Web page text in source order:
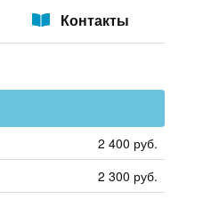
Контакты
2 400 руб.
2 300 руб.